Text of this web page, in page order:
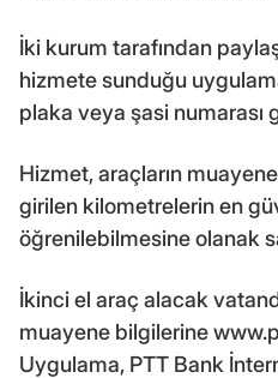
İki kurum tarafından
hizmete sunduğu
plaka veya şasi numarası
Hizmet, araçların
girilen kilometrelerin en
öğrenilebilmesine olanak
İkinci el araç alacak
muayene bilgilerine
Uygulama, PTT Bank